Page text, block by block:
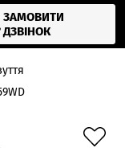
ЗАМОВИТИ
ДЗВІНОК